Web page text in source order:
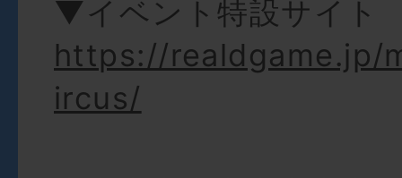
▼イベント特設サイト
https://realdgame.jp/
ircus/